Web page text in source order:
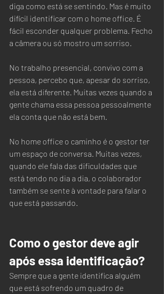
diga como está se sentindo. Mas é muito
difícil identificar com o home office. É
fácil esconder qualquer problema. Fecho
a câmera ou só mostro um sorriso.
No trabalho presencial, convivo com a
pessoa, percebo que, apesar do sorriso,
ela está diferente. Muitas vezes quando a
gente chama essa pessoa pessoalmente
ela conta que não está bem.
No home office o caminho é o gestor ter
um espaço de conversa. Muitas vezes,
quando ele fala das dificuldades que
está tendo no dia a dia, o colaborador
também se sente à vontade para falar o
que está passando.
Como o gestor deve agir
após essa identificação?
Sempre que a gente identifica alguém
que está sofrendo um quadro de